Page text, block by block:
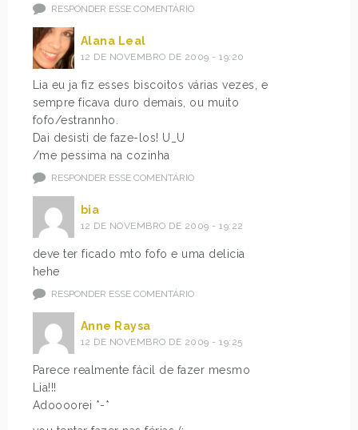
RESPONDER ESSE COMENTÁRIO
Alana Leal
12 DE NOVEMBRO DE 2009 - 19:20
Lia eu ja fiz esses biscoitos várias vezes, e
sempre ficava duro demais, ou muito
fofo/estrannho.
Dai desisti de faze-los! U_U
/me pessima na cozinha
RESPONDER ESSE COMENTÁRIO
bia
12 DE NOVEMBRO DE 2009 - 19:22
deve ter ficado mto fofo e uma delicia
hehe
RESPONDER ESSE COMENTÁRIO
Anne Raysa
12 DE NOVEMBRO DE 2009 - 19:25
Parece realmente fácil de fazer mesmo
Lia!!!
Adoooorei *-*